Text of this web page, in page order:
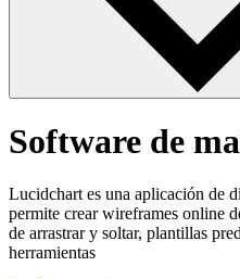
Software de
Lucidchart es una aplicación de
permite crear wireframes online
de arrastrar y soltar, plantillas
herramientas